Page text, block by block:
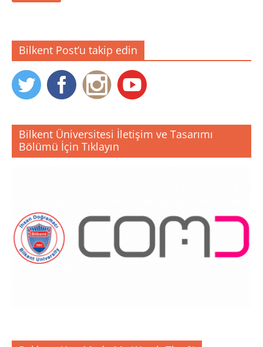
Bilkent Post’u takip edin
Bilkent Üniversitesi İletişim ve Tasarımı
Bölümü İçin Tıklayın